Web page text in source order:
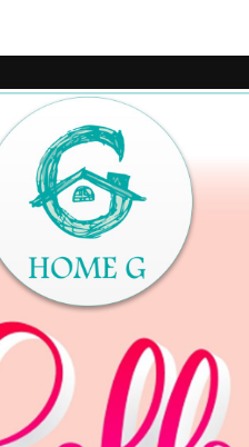
Είδη Κουζίνας
Μαξιλάρι Καρέκλας